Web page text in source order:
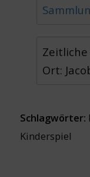
Zeitliche
Ort:
Schlagwörter:
Kinderspiel